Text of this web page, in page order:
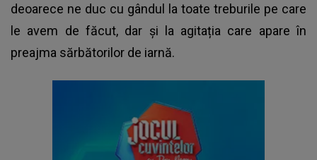
deoarece ne duc cu gândul la toate treburile pe care
le avem de făcut, dar și la agitația care apare în
preajma sărbătorilor de iarnă.